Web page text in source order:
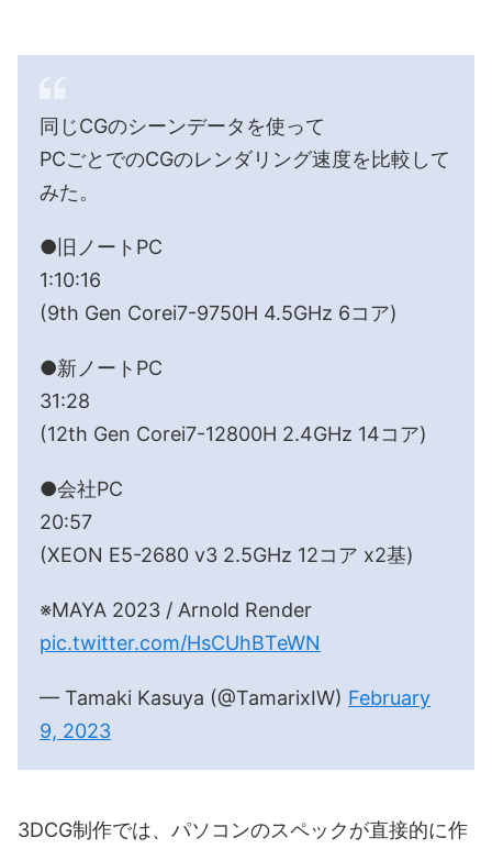
同じCGのシーンデータを使って
PCごとでのCGのレンダリング速度を比較して
みた。
●旧ノートPC
1:10:16
(9th Gen Corei7-9750H 4.5GHz 6コア)
●新ノートPC
31:28
(12th Gen Corei7-12800H 2.4GHz 14コア)
●会社PC
20:57
(XEON E5-2680 v3 2.5GHz 12コア x2基)
※MAYA 2023 / Arnold Render
pic.twitter.com/HsCUhBTeWN
— Tamaki Kasuya (@TamarixIW) February
9, 2023
3DCG制作では、パソコンのスペックが直接的に作